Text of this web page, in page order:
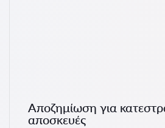
Αποζημίωση για
αποσκευές